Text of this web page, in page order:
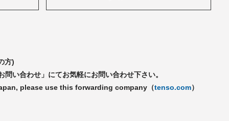
方)
問い合わせ」にてお気軽にお問い合わせ下さい。
please use this forwarding company（tenso.com）